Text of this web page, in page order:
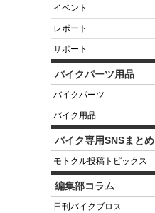
イベント
レポート
サポート
バイクパーツ用品
バイクパーツ
バイク用品
バイク専用SNSまとめ
モトクル投稿トピックス
編集部コラム
日刊バイクブロス